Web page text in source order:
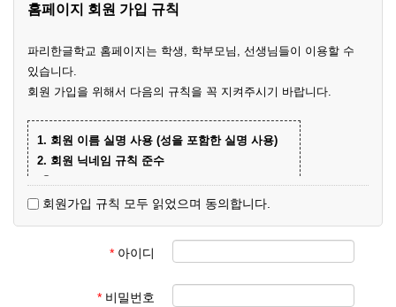
홈페이지 회원 가입 규칙
파리한글학교 홈페이지는 학생, 학부모님, 선생님들이 이용할 수
있습니다.
회원 가입을 위해서 다음의 규칙을 꼭 지켜주시기 바랍니다.
1. 회원 이름 실명 사용 (성을 포함한 실명 사용)
2. 회원 닉네임 규칙 준수
① 학부모 회원 닉네임
- 학생 이름+엄마(아빠)
(예)
엄마
김예
준엄
마
(예)
김예
3. 회원 이메일은 입학원서에 기재된 이메일 주소
회원가입 규칙 모두 읽었으며 동의합니다.
* 아이디
* 비밀번호